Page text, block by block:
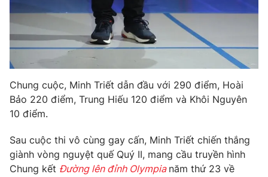
Chung cuộc, Minh Triết dẫn đầu với 290 điểm, Hoài
Bảo 220 điểm, Trung Hiếu 120 điểm và Khôi Nguyên
10 điểm.
Sau cuộc thi vô cùng gay cấn, Minh Triết chiến thắng
giành vòng nguyệt quế Quý II, mang cầu truyền hình
Chung kết Đường lên đỉnh Olympia năm thứ 23 về